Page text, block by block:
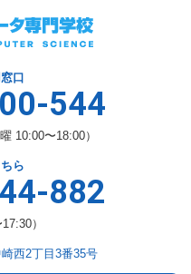
口
544
10:00〜18:00）
ら
882
）
西2丁目3番35号